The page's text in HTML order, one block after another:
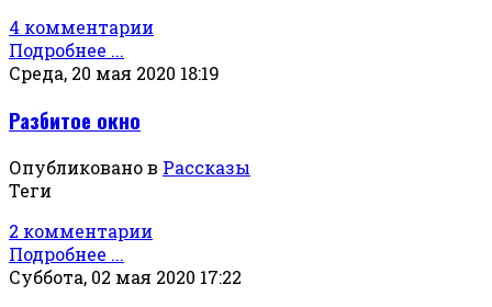
4 комментарии
Подробнее ...
Среда, 20 мая 2020 18:19
Разбитое окно
Опубликовано в Рассказы
Теги
2 комментарии
Подробнее ...
Суббота, 02 мая 2020 17:22